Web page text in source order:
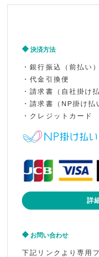
決済方法
・銀行振込（前払い）
・代金引換便
・請求書（自社掛け
・請求書（NP掛け払
・クレジットカード
詳
お問い合わせ
下記リンクより専用